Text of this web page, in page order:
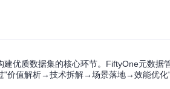
优质数据集的核心环节。FiftyOne元数据
"价值解析→技术拆解→场景落地→效能优化